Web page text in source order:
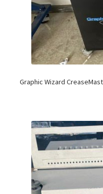
Graphic Wizard